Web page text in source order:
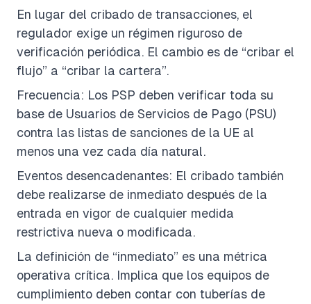
En lugar del cribado de transacciones, el
regulador exige un régimen riguroso de
verificación periódica. El cambio es de “cribar el
flujo” a “cribar la cartera”.
Frecuencia: Los PSP deben verificar toda su
base de Usuarios de Servicios de Pago (PSU)
contra las listas de sanciones de la UE al
menos una vez cada día natural.
Eventos desencadenantes: El cribado también
debe realizarse de inmediato después de la
entrada en vigor de cualquier medida
restrictiva nueva o modificada.
La definición de “inmediato” es una métrica
operativa crítica. Implica que los equipos de
cumplimiento deben contar con tuberías de